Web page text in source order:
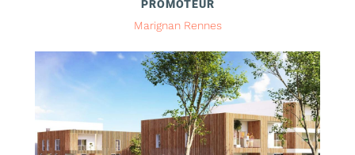
PROMOTEUR
Marignan Rennes